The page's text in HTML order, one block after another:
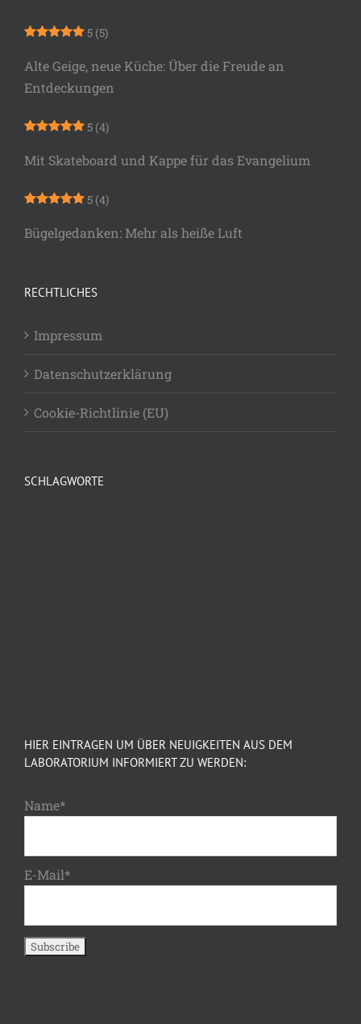
5 (5)
Alte Geige, neue Küche: Über die Freude an
Entdeckungen
5 (4)
Mit Skateboard und Kappe für das Evangelium
5 (4)
Bügelgedanken: Mehr als heiße Luft
RECHTLICHES
Impressum
Datenschutzerklärung
Cookie-Richtlinie (EU)
SCHLAGWORTE
HIER EINTRAGEN UM ÜBER NEUIGKEITEN AUS DEM
LABORATORIUM INFORMIERT ZU WERDEN:
Name*
E-Mail*